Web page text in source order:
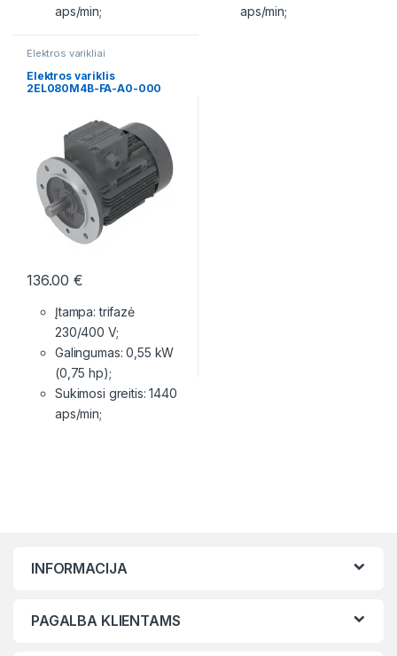
aps/min;
aps/min;
Elektros varikliai
Elektros variklis
2EL080M4B-FA-A0-000
136.00€
Įtampa: trifazė
230/400 V;
Galingumas: 0,55 kW
(0,75 hp);
Sukimosi greitis: 1440
aps/min;
INFORMACIJA
PAGALBA KLIENTAMS